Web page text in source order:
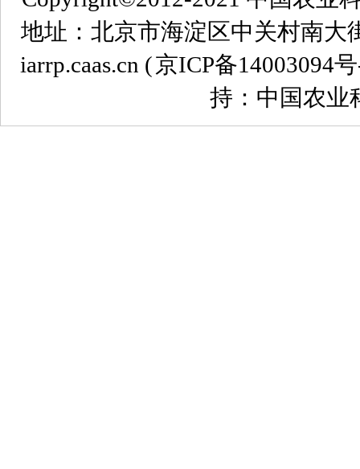
地址：北京市海淀区中关村南大
iarrp.caas.cn (京ICP备14003094
持：中国农